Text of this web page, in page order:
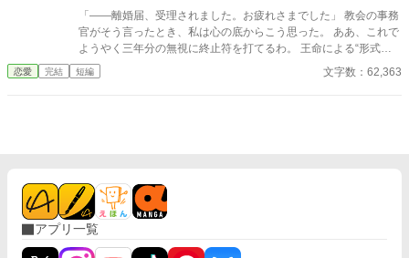
ロザリンドはついにルパートの怒りを買い、婚約破棄を言い渡さ
れる。 けれど、深く傷つきながら長期休暇を迎えたロザリンドの
もとに届いたのは、兄の友人であり王国騎士団に属する公爵令息
クライヴからの婚約の申し出だった。 暗黒の一学期が嘘のよう
に、幸せな長期休暇を過ごしたロザリンド。けれど新学期を迎え
「――離婚届、受理されました。お疲れさまでした」 教会の事務
官がそう言ったとき、私は心の底からこう思った。 ああ、これで
ようやく三年分の無視に終止符を打てるわ。 王命による“形式結
婚”。 夫の顔も知らず、手紙もなし、戦地から帰ってきたという
噂すらない。 だから、はい、離婚。勝手に。 白い結婚だったの
恋愛 完結 短編 文字数：62,363
アプリ一覧